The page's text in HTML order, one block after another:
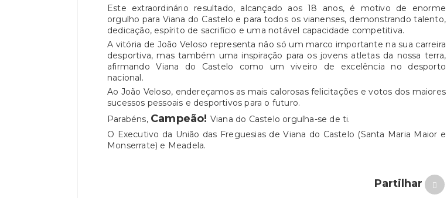
Este extraordinário resultado, alcançado aos 18 anos, é motivo de enorme
orgulho para Viana do Castelo e para todos os vianenses, demonstrando talento,
dedicação, espírito de sacrifício e uma notável capacidade competitiva.
A vitória de João Veloso representa não só um marco importante na sua carreira
desportiva, mas também uma inspiração para os jovens atletas da nossa terra,
afirmando Viana do Castelo como um viveiro de excelência no desporto
nacional.
Ao João Veloso, endereçamos as mais calorosas felicitações e votos dos maiores
sucessos pessoais e desportivos para o futuro.
Parabéns, Campeão! Viana do Castelo orgulha-se de ti.
O Executivo da União das Freguesias de Viana do Castelo (Santa Maria Maior e
Monserrate) e Meadela.
Partilhar